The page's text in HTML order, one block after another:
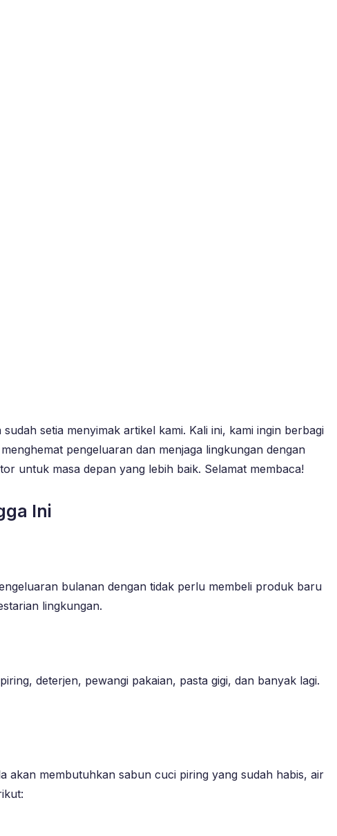
setia menyimak artikel kami. Kali ini, kami ingin berbagi
pengeluaran dan menjaga lingkungan dengan
untuk masa depan yang lebih baik. Selamat membaca!
Ini
bulanan dengan tidak perlu membeli produk baru
lingkungan.
deterjen, pewangi pakaian, pasta gigi, dan banyak lagi.
akan membutuhkan sabun cuci piring yang sudah habis, air